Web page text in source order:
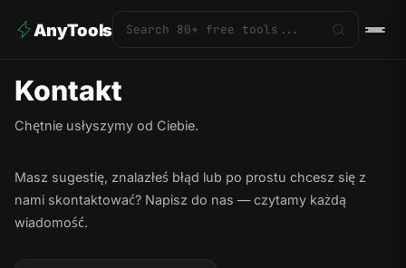
AnyTools
Kontakt
Chętnie usłyszymy od Ciebie.
Masz sugestię, znalazłeś błąd lub po prostu chcesz się z
nami skontaktować? Napisz do nas — czytamy każdą
wiadomość.